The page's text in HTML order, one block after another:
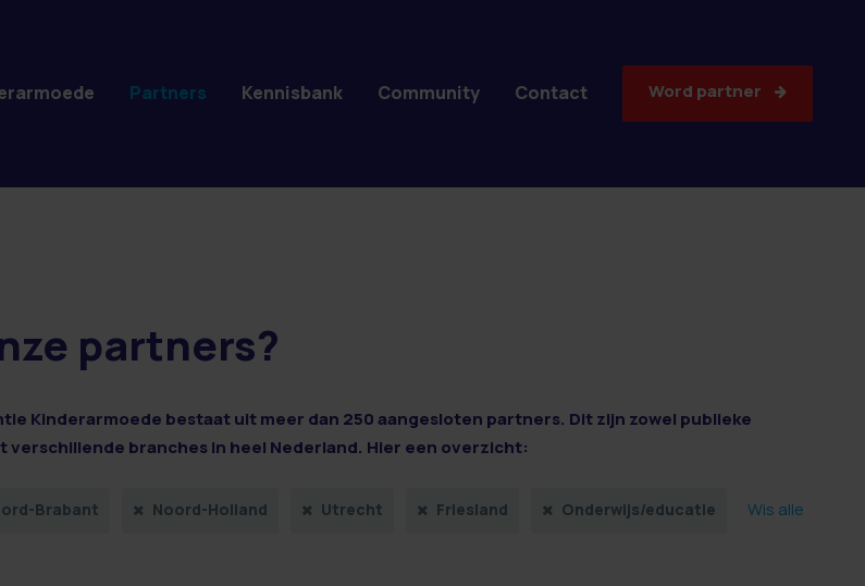
partners?
Kinderarmoede bestaat uit meer dan 250 aangesloten partners. Dit zijn zowel publieke
verschillende branches in heel Nederland. Hier een overzicht:
Brabant Noord-Holland Utrecht Friesland Onderwijs/educatie Wis alle
Partners Kennisbank Community Contact Word partner